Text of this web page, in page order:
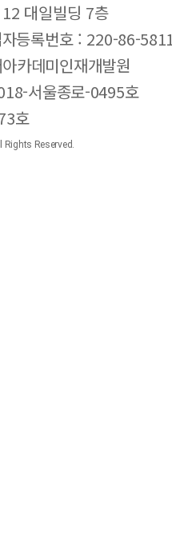
대일빌딩 7층
등록번호 : 220-86-
카데미인재개발원
서울종로-0495호
호
Rights Reserved.